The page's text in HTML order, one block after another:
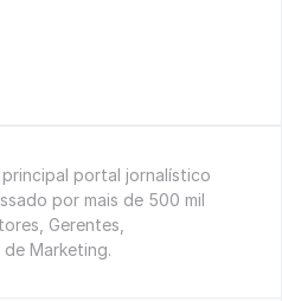
portal jornalístico
por mais de 500 mil
Gerentes,
Marketing.